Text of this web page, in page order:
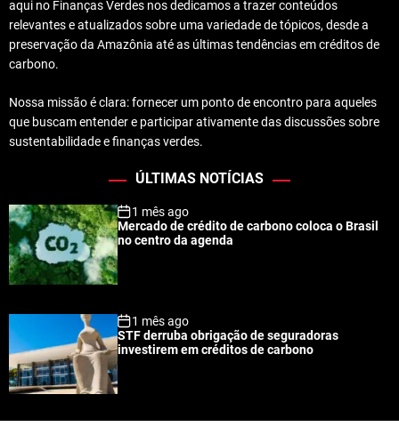
aqui no Finanças Verdes nos dedicamos a trazer conteúdos
relevantes e atualizados sobre uma variedade de tópicos, desde a
preservação da Amazônia até as últimas tendências em créditos de
carbono.
Nossa missão é clara: fornecer um ponto de encontro para aqueles
que buscam entender e participar ativamente das discussões sobre
sustentabilidade e finanças verdes.
ÚLTIMAS NOTÍCIAS
1 mês ago
Mercado de crédito de carbono coloca o Brasil
no centro da agenda
1 mês ago
STF derruba obrigação de seguradoras
investirem em créditos de carbono